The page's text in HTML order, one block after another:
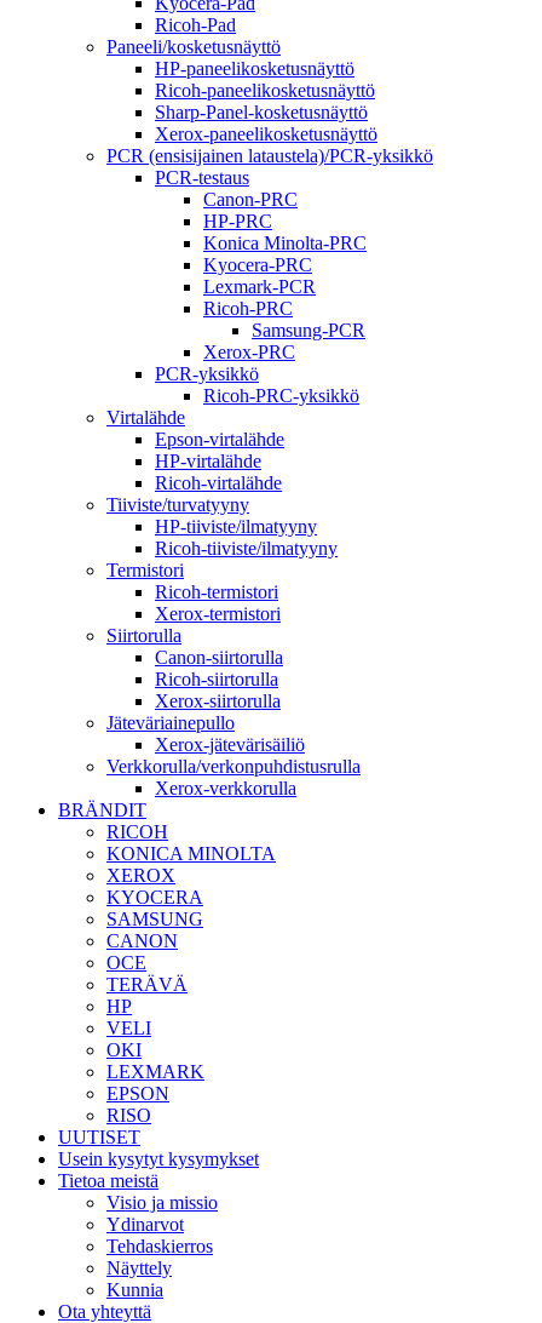
Ricoh-Pad
Paneeli/kosketusnäyttö
HP-paneelikosketusnäyttö
Ricoh-paneelikosketusnäyttö
Sharp-Panel-kosketusnäyttö
Xerox-paneelikosketusnäyttö
PCR (ensisijainen lataustela)/PCR-yksikkö
PCR-testaus
Canon-PRC
HP-PRC
Konica Minolta-PRC
Kyocera-PRC
Lexmark-PCR
Ricoh-PRC
Samsung-PCR
Xerox-PRC
PCR-yksikkö
Ricoh-PRC-yksikkö
Virtalähde
Epson-virtalähde
HP-virtalähde
Ricoh-virtalähde
Tiiviste/turvatyyny
HP-tiiviste/ilmatyyny
Ricoh-tiiviste/ilmatyyny
Termistori
Ricoh-termistori
Xerox-termistori
Siirtorulla
Canon-siirtorulla
Ricoh-siirtorulla
Xerox-siirtorulla
Jäteväriainepullo
Xerox-jätevärisäiliö
Verkkorulla/verkonpuhdistusrulla
Xerox-verkkorulla
BRÄNDIT
RICOH
KONICA MINOLTA
XEROX
KYOCERA
SAMSUNG
CANON
OCE
TERÄVÄ
HP
VELI
OKI
LEXMARK
EPSON
RISO
UUTISET
Usein kysytyt kysymykset
Tietoa meistä
Visio ja missio
Ydinarvot
Tehdaskierros
Näyttely
Kunnia
Ota yhteyttä